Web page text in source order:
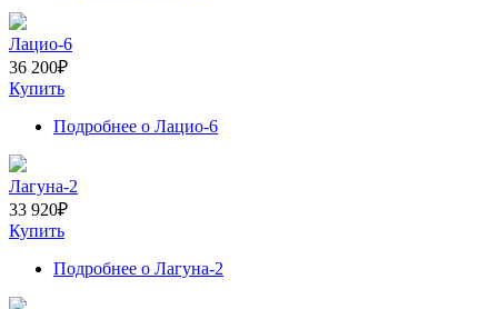
Лацио-6
36 200₽
Купить
Подробнее о Лацио-6
Лагуна-2
33 920₽
Купить
Подробнее о Лагуна-2